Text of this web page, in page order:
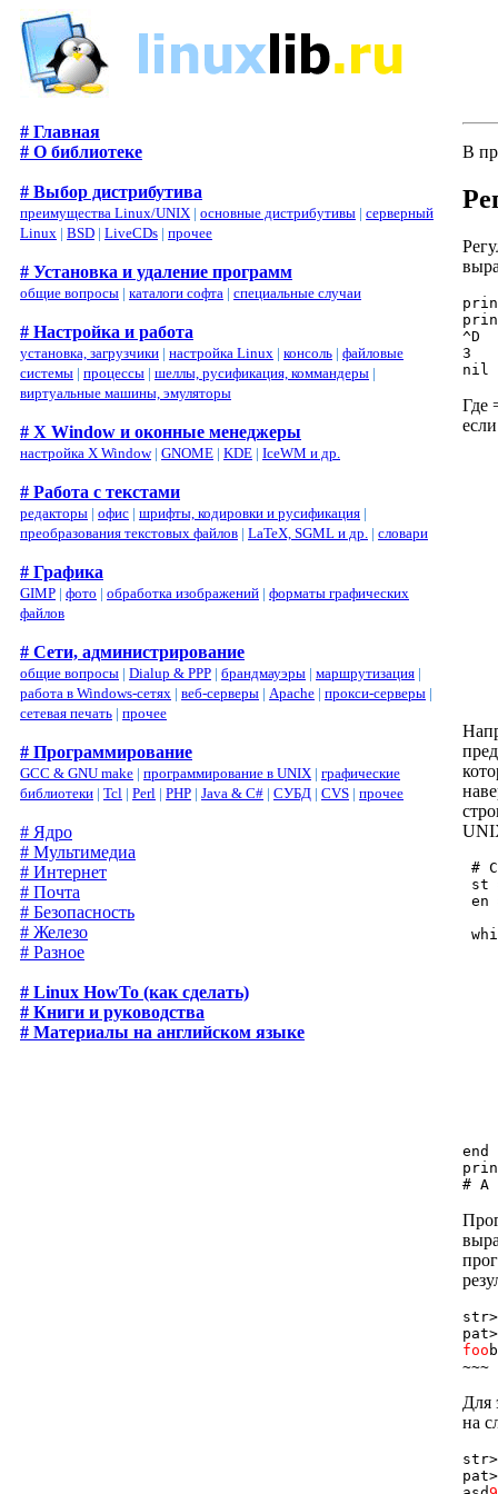
# Главная
# О библиотеке
# Выбор дистрибутива
преимущества Linux/UNIX | основные дистрибутивы | серверный
Linux | BSD | LiveCDs | прочее
# Установка и удаление программ
общие вопросы | каталоги софта | специальные случаи
# Настройка и работа
установка, загрузчики | настройка Linux | консоль | файловые
системы | процессы | шеллы, русификация, коммандеры |
виртуальные машины, эмуляторы
# X Window и оконные менеджеры
настройка X Window| GNOME | KDE | IceWM и др.
# Работа с текстами
редакторы | офис | шрифты, кодировки и русификация |
преобразования текстовых файлов | LaTeX, SGML и др. | словари
# Графика
GIMP | фото | обработка изображений | форматы графических
файлов
# Сети, администрирование
общие вопросы | Dialup & PPP | брандмауэры | маршрутизация |
работа в Windows-сетях | веб-серверы | Apache | прокси-серверы |
сетевая печать | прочее
# Программирование
GCC & GNU make | программирование в UNIX | графические
библиотеки | Tcl | Perl | PHP | Java & C# | СУБД | CVS | прочее
# Ядро
# Мультимедиа
# Интернет
# Почта
# Безопасность
# Железо
# Разное
# Linux HowTo (как сделать)
# Книги и руководства
# Материалы на английском языке
В
^D
3
Где
#
st
en
end
foo
Для
на